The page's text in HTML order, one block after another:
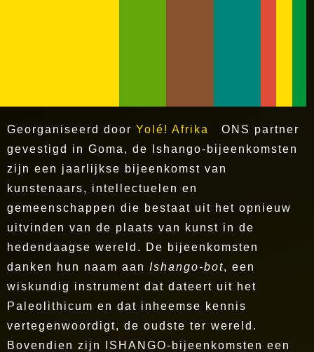
Georganiseerd door Yolé! Afrika ONS partner
gevestigd in Goma, de Ishango-bijeenkomsten
zijn een jaarlijkse bijeenkomst van
kunstenaars, intellectuelen en
gemeenschappen die bestaat uit het opnieuw
uitvinden van de plaats van kunst in de
hedendaagse wereld. De bijeenkomsten
danken hun naam aan Ishango-bot, een
wiskundig instrument dat dateert uit het
Paleolithicum en dat inheemse kennis
vertegenwoordigt, de oudste ter wereld.
Bovendien zijn ISHANGO-bijeenkomsten een